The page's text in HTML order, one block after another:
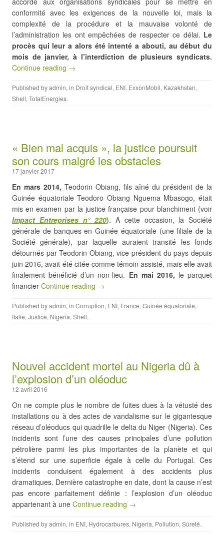
conformité avec les exigences de la nouvelle loi, mais la
complexité de la procédure et la mauvaise volonté de
l’administration les ont empêchées de respecter ce délai. Le
procès qui leur a alors été intenté a abouti, au début du
mois de janvier, à l’interdiction de plusieurs syndicats.
Continue reading →
Published byadmin, in Droit syndical, ENI, ExxonMobil, Kazakhstan,
Shell, TotalEnergies.
« Bien mal acquis », la justice poursuit
son cours malgré les obstacles
17 janvier 2017
En mars 2014, Teodorin Obiang, fils aîné du président de la
Guinée équatoriale Teodoro Obiang Nguema Mbasogo, était
mis en examen par la justice française pour blanchiment (voir
Impact Entreprisesn° 220). A cette occasion, la Société
générale de banques en Guinée équatoriale (une filiale de la
Société générale), par laquelle auraient transité les fonds
détournés par Teodorin Obiang, vice-président du pays depuis
juin 2016, avait été citée comme témoin assisté, mais elle avait
finalement bénéficié d’un non-lieu. En mai 2016, le parquet
financier Continue reading →
Published byadmin, in Corruption, ENI, France, Guinée équatoriale,
Italie, Justice, Nigeria, Shell.
Nouvel accident mortel au Nigeria dû à
l’explosion d’un oléoduc
12 avril 2016
On ne compte plus le nombre de fuites dues à la vétusté des
installations ou à des actes de vandalisme sur le gigantesque
réseau d’oléoducs qui quadrille le delta du Niger (Nigeria). Ces
incidents sont l’une des causes principales d’une pollution
pétrolière parmi les plus importantes de la planète et qui
s’étend sur une superficie égale à celle du Portugal. Ces
incidents conduisent également à des accidents plus
dramatiques. Dernière catastrophe en date, dont la cause n’est
pas encore parfaitement définie : l’explosion d’un oléoduc
appartenant à une Continue reading →
Published byadmin, in ENI, Hydrocarbures, Nigeria, Pollution, Sûreté.